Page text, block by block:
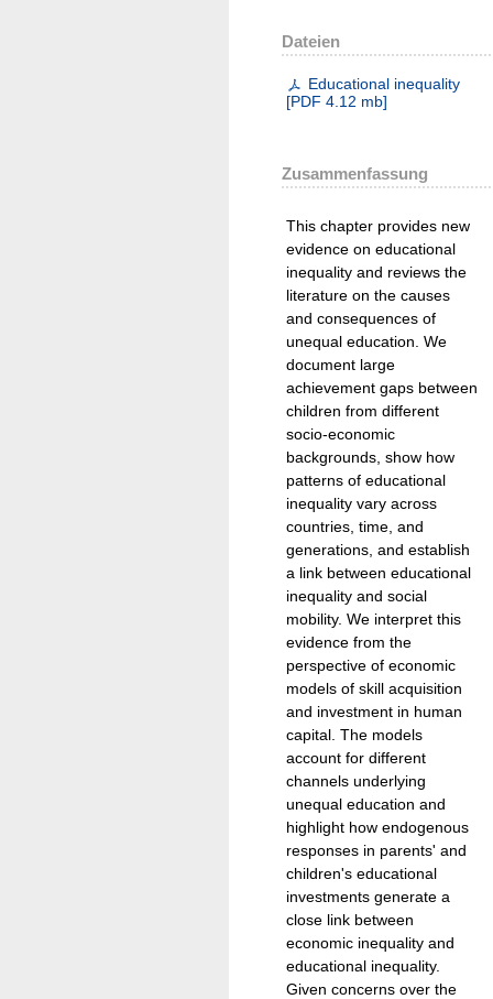
Dateien
Educational inequality
[PDF 4.12 mb]
Zusammenfassung
This chapter provides new
evidence on educational
inequality and reviews the
literature on the causes
and consequences of
unequal education. We
document large
achievement gaps between
children from different
socio-economic
backgrounds, show how
patterns of educational
inequality vary across
countries, time, and
generations, and establish
a link between educational
inequality and social
mobility. We interpret this
evidence from the
perspective of economic
models of skill acquisition
and investment in human
capital. The models
account for different
channels underlying
unequal education and
highlight how endogenous
responses in parents' and
children's educational
investments generate a
close link between
economic inequality and
educational inequality.
Given concerns over the